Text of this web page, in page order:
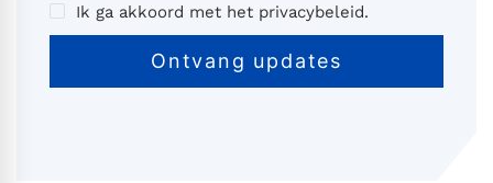
Ik ga akkoord met het privacybeleid.